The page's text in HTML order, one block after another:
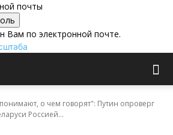
почты
Вам по электронной почте.
о чем говорят": Путин опроверг
Россией...